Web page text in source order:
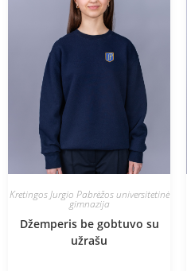
Kretingos Jurgio Pabrėžos universitetinė
gimnazija
Džemperis be gobtuvo su
užrašu